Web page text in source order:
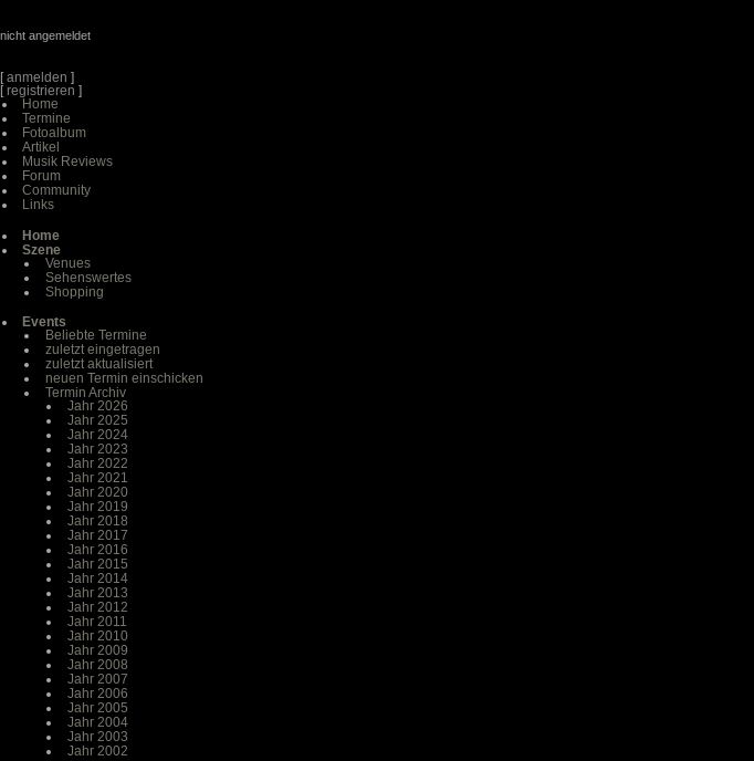
nicht angemeldet
[anmelden ]
[registrieren ]
Home
Termine
Fotoalbum
Artikel
Musik Reviews
Forum
Community
Links
Home
Szene
Venues
Sehenswertes
Shopping
Events
Beliebte Termine
zuletzt eingetragen
zuletzt aktualisiert
neuen Termin einschicken
Termin Archiv
Jahr 2026
Jahr 2025
Jahr 2024
Jahr 2023
Jahr 2022
Jahr 2021
Jahr 2020
Jahr 2019
Jahr 2018
Jahr 2017
Jahr 2016
Jahr 2015
Jahr 2014
Jahr 2013
Jahr 2012
Jahr 2011
Jahr 2010
Jahr 2009
Jahr 2008
Jahr 2007
Jahr 2006
Jahr 2005
Jahr 2004
Jahr 2003
Jahr 2002